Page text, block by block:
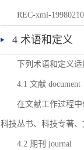
REC-xml-
4 术语和定义
下列术语和定义
4.1 文献 document
在文献工作过程
科技丛书、科技专著
4.2 期刊 journal